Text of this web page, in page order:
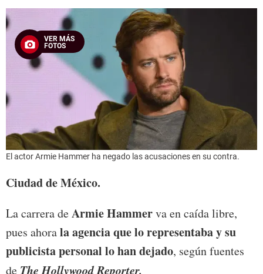
VER MÁS
FOTOS
El actor Armie Hammer ha negado las acusaciones en su contra.
Ciudad de México.
La carrera deArmie Hammerva en caída libre,
pues ahorala agencia que lo representaba y su
publicista personal lo han dejado, según fuentes
de The Hollywood Reporter.